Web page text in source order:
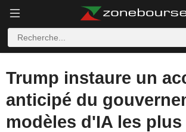
Trump instaure un
anticipé du
modèles d'IA les plus